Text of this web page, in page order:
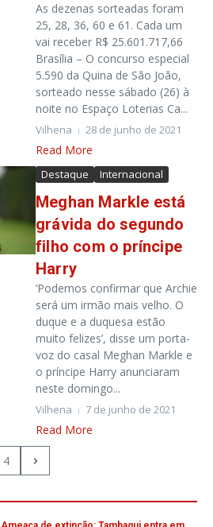
As dezenas sorteadas foram
25, 28, 36, 60 e 61. Cada um
vai receber R$ 25.601.717,66
Brasília – O concurso especial
5.590 da Quina de São João,
sorteado nesse sábado (26) à
noite no Espaço Loterias Ca...
Vilhena 28 de junho de 2021
Read More
Destaque Internacional
Meghan Markle está
grávida do segundo
filho com o príncipe
Harry
‘Podemos confirmar que Archie
será um irmão mais velho. O
duque e a duquesa estão
muito felizes’, disse um porta-
voz do casal Meghan Markle e
o príncipe Harry anunciaram
neste domingo...
Vilhena 7 de junho de 2021
Read More
4